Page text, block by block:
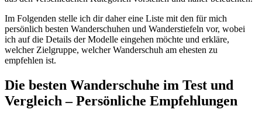
Im Folgenden stelle ich dir daher eine Liste mit den für mich
persönlich besten Wanderschuhen und Wanderstiefeln vor, wobei
ich auf die Details der Modelle eingehen möchte und erkläre,
welcher Zielgruppe, welcher Wanderschuh am ehesten zu
empfehlen ist.
Die besten Wanderschuhe im Test und
Vergleich – Persönliche Empfehlungen